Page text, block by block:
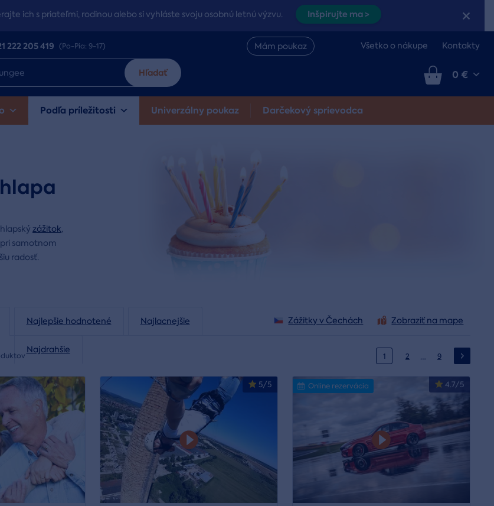
ich s priateľmi, rodinou alebo si vyhláste svoju osobnú letnú výzvu. Inšpirujte ma >
222 205 419 (Po-Pia: 9-17) Mám poukaz Všetko o nákupe Kontakty
Hľadať 0 €
Podľa príležitosti Univerzálny poukaz Darčekový sprievodca
zážitok,
samotnom
radosť.
Zobraziť na mape
Zážitky v Čechách
Najlepšie hodnotené Najlacnejšie
Najdrahšie
1 2 … 9
5/5 4.7/5
Online rezervácia